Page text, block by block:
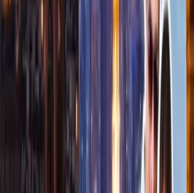
Para comprar las millas de SkyMiles, usted
sección de 'comprar millas' en la página
números de millas que quiere añadir.
¿Cuántas millas puedo comprar por mi
Puede comprar hasta 6000 millas por su
año. Es el máximo límite de comprar las
¿Puedo dar las millas de SkyMiles como un
Sí, usted puede dar las millas de SkyMiles
solo tiene que entrar el nombre y número
regalo en la sección de 'Regalo SkyMiles'.